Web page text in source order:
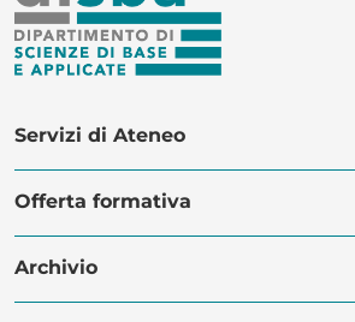
MASTER DISBA
Servizi di Ateneo
Biblioteca di Ateneo
Centro Linguistico di Ateneo
Offerta formativa
Corsi di Studio
Archivio